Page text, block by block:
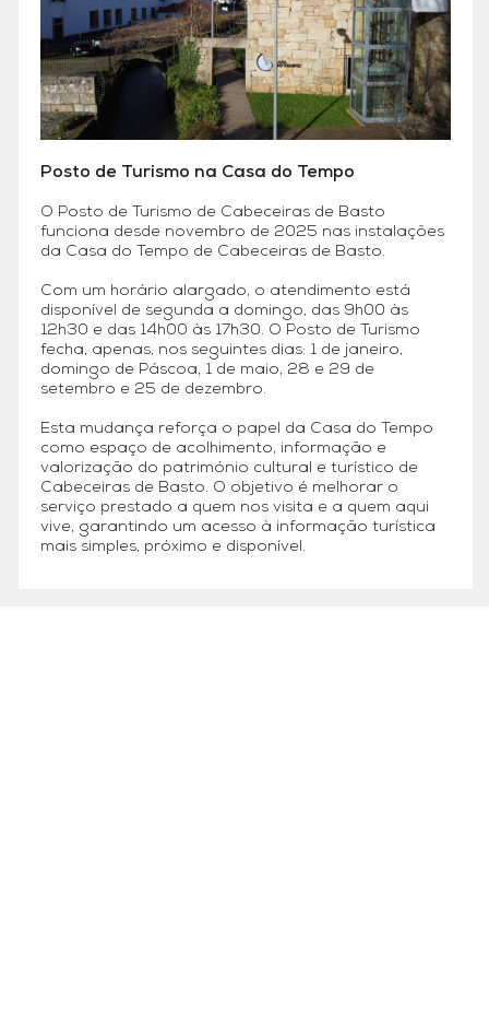
Posto de Turismo na Casa do Tempo
O Posto de Turismo de Cabeceiras de Basto
funciona desde novembro de 2025 nas instalações
da Casa do Tempo de Cabeceiras de Basto.
Com um horário alargado, o atendimento está
disponível de segunda a domingo, das 9h00 às
12h30 e das 14h00 às 17h30. O Posto de Turismo
fecha, apenas, nos seguintes dias: 1 de janeiro,
domingo de Páscoa, 1 de maio, 28 e 29 de
setembro e 25 de dezembro.
Esta mudança reforça o papel da Casa do Tempo
como espaço de acolhimento, informação e
valorização do património cultural e turístico de
Cabeceiras de Basto. O objetivo é melhorar o
serviço prestado a quem nos visita e a quem aqui
vive, garantindo um acesso à informação turística
mais simples, próximo e disponível.